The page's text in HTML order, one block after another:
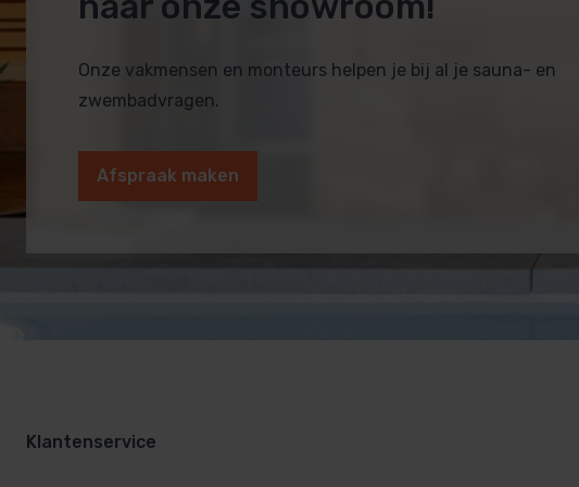
Onze vakmensen en monteurs helpen je bij al je sauna- en
zwembadvragen.
Afspraak maken
Klantenservice